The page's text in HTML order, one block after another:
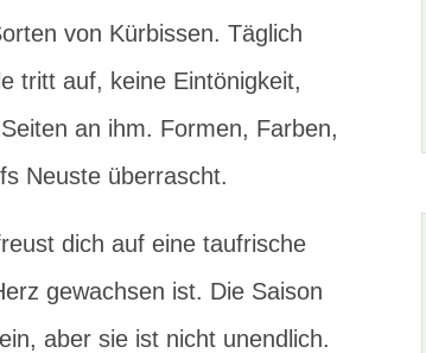
von Kürbissen. Täglich
tritt auf, keine Eintönigkeit,
an ihm. Formen, Farben,
Neuste überrascht.
dich auf eine taufrische
gewachsen ist. Die Saison
aber sie ist nicht unendlich.